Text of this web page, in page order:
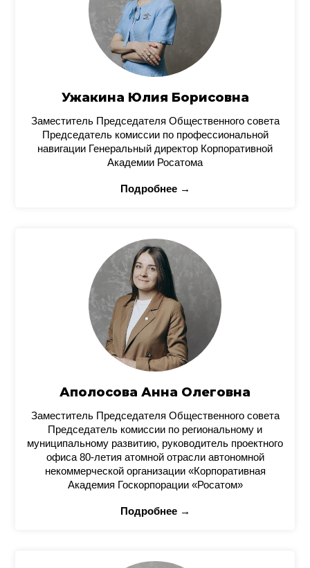
Ужакина Юлия Борисовна
Заместитель Председателя Общественного совета
Председатель комиссии по профессиональной
навигации Генеральный директор Корпоративной
Академии Росатома
Подробнее →
Аполосова Анна Олеговна
Заместитель Председателя Общественного совета
Председатель комиссии по региональному и
муниципальному развитию, руководитель проектного
офиса 80-летия атомной отрасли автономной
некоммерческой организации «Корпоративная
Академия Госкорпорации «Росатом»
Подробнее →